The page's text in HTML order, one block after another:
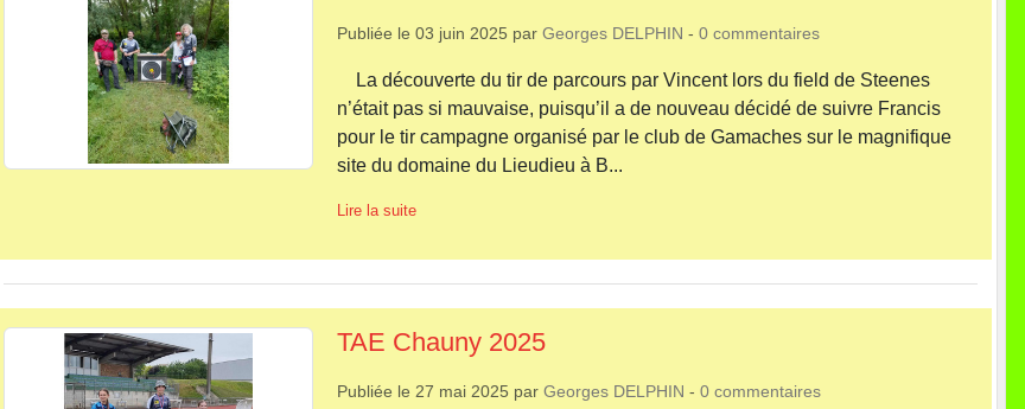
Publiée le03 juin 2025 parGeorges DELPHIN -0 commentaires
La découverte du tir de parcours par Vincent lors du field de Steenes
n’était pas si mauvaise, puisqu’il a de nouveau décidé de suivre Francis
pour le tir campagne organisé par le club de Gamaches sur le magnifique
site du domaine du Lieudieu à B...
Lire la suite
TAE Chauny 2025
Publiée le 27 mai 2025 parGeorges DELPHIN -0 commentaires